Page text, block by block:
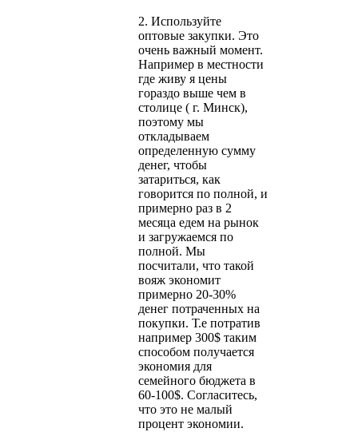
2. Используйте
оптовые закупки. Это
очень важный момент.
Например в местности
где живу я цены
гораздо выше чем в
столице ( г. Минск),
поэтому мы
откладываем
определенную сумму
денег, чтобы
затариться, как
говорится по полной, и
примерно раз в 2
месяца едем на рынок
и загружаемся по
полной. Мы
посчитали, что такой
вояж экономит
примерно 20-30%
денег потраченных на
покупки. Т.е потратив
например 300$ таким
способом получается
экономия для
семейного бюджета в
60-100$. Согласитесь,
что это не малый
процент экономии.